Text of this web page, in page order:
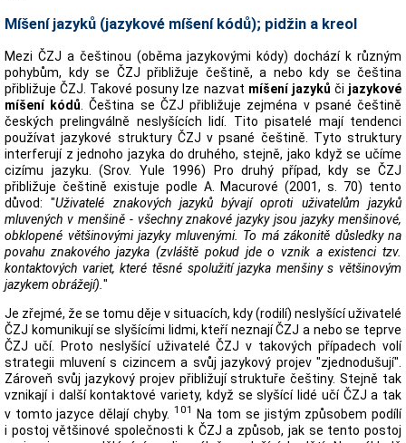
Míšení jazyků (jazykové míšení kódů); pidžin a kreol
Mezi ČZJ a češtinou (oběma jazykovými kódy) dochází k různým
pohybům, kdy se ČZJ přibližuje češtině, a nebo kdy se čeština
přibližuje ČZJ. Takové posuny lze nazvat míšení jazyků či jazykové
míšení kódů. Čeština se ČZJ přibližuje zejména v psané češtině
českých prelingválně neslyšících lidí. Tito pisatelé mají tendenci
používat jazykové struktury ČZJ v psané češtině. Tyto struktury
interferují z jednoho jazyka do druhého, stejně, jako když se učíme
cizímu jazyku. (Srov. Yule 1996) Pro druhý případ, kdy se ČZJ
přibližuje češtině existuje podle A. Macurové (2001, s. 70) tento
důvod: "Uživatelé znakových jazyků bývají oproti uživatelům jazyků
mluvených v menšině - všechny znakové jazyky jsou jazyky menšinové,
obklopené většinovými jazyky mluvenými. To má zákonitě důsledky na
povahu znakového jazyka (zvláště pokud jde o vznik a existenci tzv.
kontaktových variet, které těsné spolužití jazyka menšiny s většinovým
jazykem obrážejí)."
Je zřejmé, že se tomu děje v situacích, kdy (rodilí) neslyšící uživatelé
ČZJ komunikují se slyšícími lidmi, kteří neznají ČZJ a nebo se teprve
ČZJ učí. Proto neslyšící uživatelé ČZJ v takových případech volí
strategii mluvení s cizincem a svůj jazykový projev "zjednodušují".
Zároveň svůj jazykový projev přibližují struktuře češtiny. Stejně tak
vznikají i další kontaktové variety, když se slyšící lidé učí ČZJ a tak
v tomto jazyce dělají chyby. 101
Na tom se jistým způsobem podílí
i postoj většinové společnosti k ČZJ a způsob, jak se tento postoj